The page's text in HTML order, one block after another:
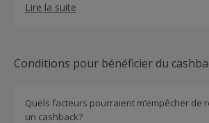
gestion de contenu et le service client.
Lire la suite
Conditions pour bénéficier du
Quels facteurs pourraient m’empêcher de
un cashback?